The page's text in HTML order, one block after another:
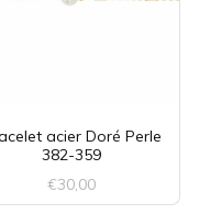
acier Doré Perle
382-359
€30,00